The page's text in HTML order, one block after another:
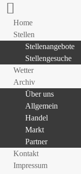
STELLENANGEBOTE!!!
HALBJAHR
Einwohnerzahl
Millionen
Home
Stellen
Stellenangebote
Stellengesuche
Wetter
Archiv
Über uns
Allgemein
Handel
Markt
Partner
Kontakt
Impressum